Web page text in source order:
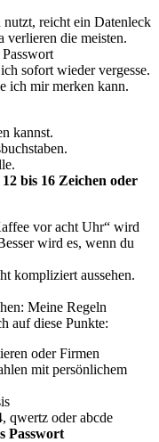
reicht ein Datenleck
verlieren die meisten.
sofort wieder vergesse.
ich mir merken kann.
kannst.
12 bis 16 Zeichen oder
vor acht Uhr“ wird
wird es, wenn du
kompliziert aussehen.
Meine Regeln
auf diese Punkte:
oder Firmen
mit persönlichem
qwertz oder abcde
Passwort